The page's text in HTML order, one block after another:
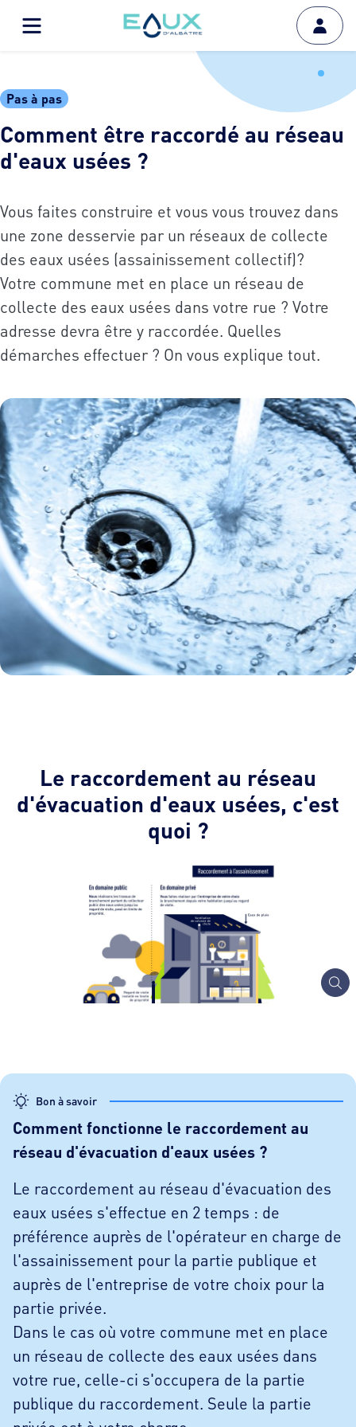
Pas à pas
Comment être raccordé au réseau
d'eaux usées ?
Vous faites construire et vous vous trouvez dans
une zone desservie par un réseaux de collecte
des eaux usées (assainissement collectif)?
Votre commune met en place un réseau de
collecte des eaux usées dans votre rue ? Votre
adresse devra être y raccordée. Quelles
démarches effectuer ? On vous explique tout.
Le raccordement au réseau
d'évacuation d'eaux usées, c'est
quoi ?
Bon à savoir
Comment fonctionne le raccordement au
réseau d'évacuation d'eaux usées ?
Le raccordement au réseau d'évacuation des
eaux usées s'effectue en 2 temps : de
préférence auprès de l'opérateur en charge de
l'assainissement pour la partie publique et
auprès de l'entreprise de votre choix pour la
partie privée.
Dans le cas où votre commune met en place
un réseau de collecte des eaux usées dans
votre rue, celle-ci s'occupera de la partie
publique du raccordement. Seule la partie